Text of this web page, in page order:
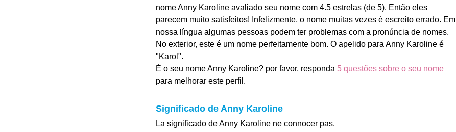
nome Anny Karoline avaliado seu nome com 4.5 estrelas (de 5). Então eles
parecem muito satisfeitos! Infelizmente, o nome muitas vezes é escreito errado. Em
nossa língua algumas pessoas podem ter problemas com a pronúncia de nomes.
No exterior, este é um nome perfeitamente bom. O apelido para Anny Karoline é
"Karol".
É o seu nome Anny Karoline? por favor, responda 5 questões sobre o seu nome
para melhorar este perfil.
Significado de Anny Karoline
La significado de Anny Karoline ne connocer pas.